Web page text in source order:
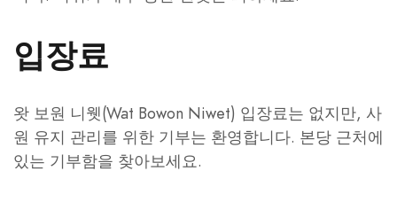
입장료
왓 보원 니웻(Wat Bowon Niwet) 입장료는 없지만, 사
원 유지 관리를 위한 기부는 환영합니다. 본당 근처에
있는 기부함을 찾아보세요.